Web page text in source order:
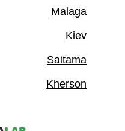
Malaga
Kiev
Saitama
Kherson